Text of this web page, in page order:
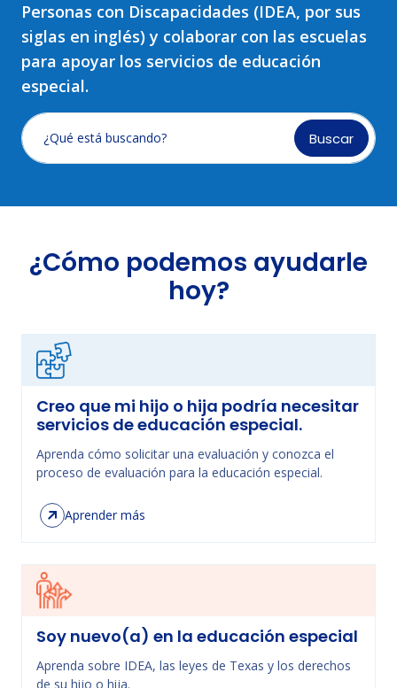
Personas con Discapacidades (IDEA, por sus
siglas en inglés) y colaborar con las escuelas
para apoyar los servicios de educación
especial.
¿Qué está buscando? Buscar
¿Cómo podemos ayudarle
hoy?
Creo que mi hijo o hija podría necesitar
servicios de educación especial.
Aprenda cómo solicitar una evaluación y conozca el
proceso de evaluación para la educación especial.
Aprender más
Soy nuevo(a) en la educación especial
Aprenda sobre IDEA, las leyes de Texas y los derechos
de su hijo o hija.